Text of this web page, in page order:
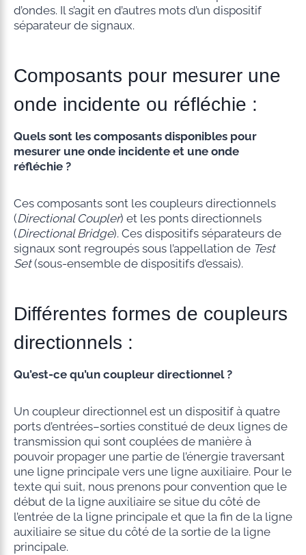
d’ondes. Il s’agit en d’autres mots d’un dispositif
séparateur de signaux.
Composants pour mesurer une
onde incidente ou réfléchie :
Quels sont les composants disponibles pour
mesurer une onde incidente et une onde
réfléchie ?
Ces composants sont les coupleurs directionnels
(Directional Coupler) et les ponts directionnels
(Directional Bridge). Ces dispositifs séparateurs de
signaux sont regroupés sous l’appellation de Test
Set(sous-ensemble de dispositifs d’essais).
Différentes formes de coupleurs
directionnels :
Qu’est-ce qu’un coupleur directionnel ?
Un coupleur directionnel est un dispositif à quatre
ports d’entrées–sorties constitué de deux lignes de
transmission qui sont couplées de manière à
pouvoir propager une partie de l’énergie traversant
une ligne principale vers une ligne auxiliaire. Pour le
texte qui suit, nous prenons pour convention que le
début de la ligne auxiliaire se situe du côté de
l’entrée de la ligne principale et que la fin de la ligne
auxiliaire se situe du côté de la sortie de la ligne
principale.